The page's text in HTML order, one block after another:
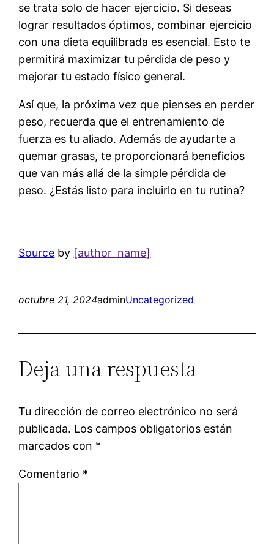
se trata solo de hacer ejercicio. Si deseas
lograr resultados óptimos, combinar ejercicio
con una dieta equilibrada es esencial. Esto te
permitirá maximizar tu pérdida de peso y
mejorar tu estado físico general.
Así que, la próxima vez que pienses en perder
peso, recuerda que el entrenamiento de
fuerza es tu aliado. Además de ayudarte a
quemar grasas, te proporcionará beneficios
que van más allá de la simple pérdida de
peso. ¿Estás listo para incluirlo en tu rutina?
Source by [author_name]
octubre 21, 2024adminUncategorized
Deja una respuesta
Tu dirección de correo electrónico no será
publicada. Los campos obligatorios están
marcados con *
Comentario *